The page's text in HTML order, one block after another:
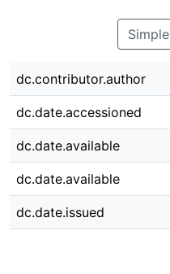
dc.contributor.author
dc.date.accessioned
dc.date.available
dc.date.available
dc.date.issued